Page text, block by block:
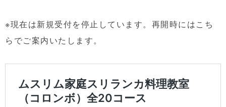
※現在は新規受付を停止しています。再開時にはこち
らでご案内いたします。